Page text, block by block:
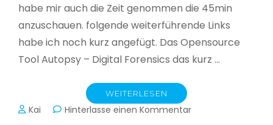
habe mir auch die Zeit genommen die 45min
anzuschauen. folgende weiterführende Links
habe ich noch kurz angefügt. Das Opensource
Tool Autopsy – Digital Forensics das kurz …
WEITERLESEN
Kai Hinterlasse einen Kommentarzu